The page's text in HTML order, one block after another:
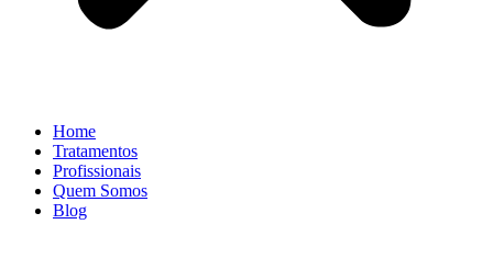
Home
Tratamentos
Profissionais
Quem Somos
Blog